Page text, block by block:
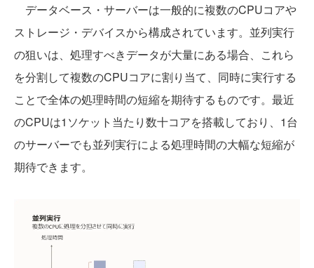
データベース・サーバーは一般的に複数のCPUコアや
ストレージ・デバイスから構成されています。並列実行
の狙いは、処理すべきデータが大量にある場合、これら
を分割して複数のCPUコアに割り当て、同時に実行する
ことで全体の処理時間の短縮を期待するものです。最近
のCPUは1ソケット当たり数十コアを搭載しており、1台
のサーバーでも並列実行による処理時間の大幅な短縮が
期待できます。